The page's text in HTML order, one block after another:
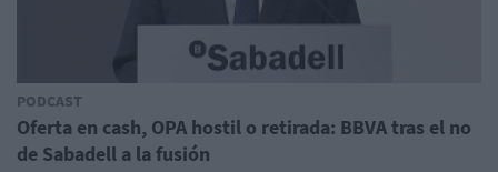
PODCAST
Oferta en cash, OPA hostil o retirada: BBVA tras el no
de Sabadell a la fusión